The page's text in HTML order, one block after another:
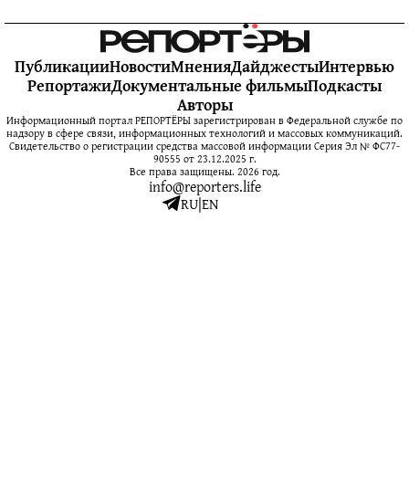
ПубликацииНовостиМненияДайджестыИнтервью
РепортажиДокументальные фильмыПодкасты
Авторы
Информационный портал РЕПОРТЁРЫ зарегистрирован в Федеральной службе по
надзору в сфере связи, информационных технологий и массовых коммуникаций.
Свидетельство о регистрации средства массовой информации Серия Эл № ФС77-
90555 от 23.12.2025 г.
Все права защищены. 2026 год.
info@reporters.life
RU|EN